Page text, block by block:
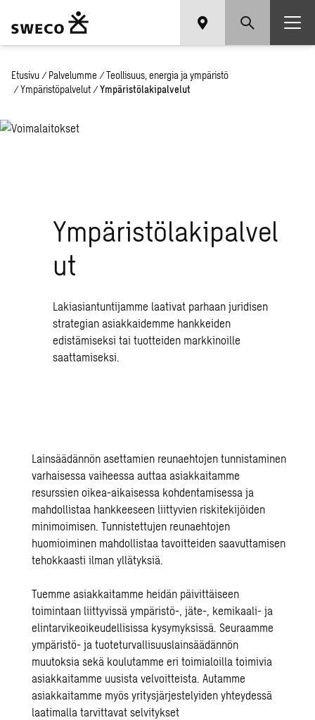
Etusivu / Palvelumme / Teollisuus, energia ja ympäristö
/ Ympäristöpalvelut / Ympäristölakipalvelut
Ympäristölakipalvel
ut
Lakiasiantuntijamme laativat parhaan juridisen
strategian asiakkaidemme hankkeiden
edistämiseksi tai tuotteiden markkinoille
saattamiseksi.
Lainsäädännön asettamien reunaehtojen tunnistaminen
varhaisessa vaiheessa auttaa asiakkaitamme
resurssien oikea-aikaisessa kohdentamisessa ja
mahdollistaa hankkeeseen liittyvien riskitekijöiden
minimoimisen. Tunnistettujen reunaehtojen
huomioiminen mahdollistaa tavoitteiden saavuttamisen
tehokkaasti ilman yllätyksiä.
Tuemme asiakkaitamme heidän päivittäiseen
toimintaan liittyvissä ympäristö-, jäte-, kemikaali- ja
elintarvikeoikeudellisissa kysymyksissä. Seuraamme
ympäristö- ja tuoteturvallisuuslainsäädännön
muutoksia sekä koulutamme eri toimialoilla toimivia
asiakkaitamme uusista velvoitteista. Autamme
asiakkaitamme myös yritysjärjestelyiden yhteydessä
laatimalla tarvittavat selvitykset